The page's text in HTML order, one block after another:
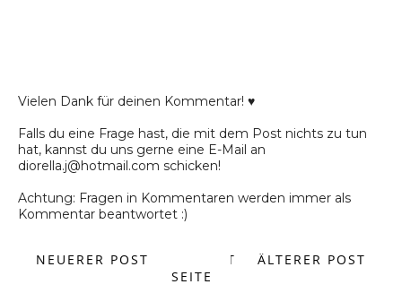
Vielen Dank für deinen Kommentar! ♥
Falls du eine Frage hast, die mit dem Post nichts zu tun
hat, kannst du uns gerne eine E-Mail an
diorella.j@hotmail.com schicken!
Achtung: Fragen in Kommentaren werden immer als
Kommentar beantwortet :)
NEUERER POST ÄLTERER POST
START
SEITE